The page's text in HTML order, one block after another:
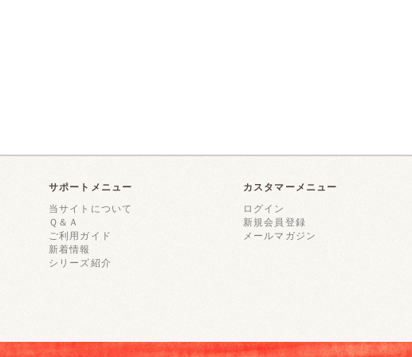
サポートメニュー
当サイトについて
Ｑ＆Ａ
ご利用ガイド
新着情報
シリーズ紹介
カスタマーメニュー
ログイン
新規会員登録
メールマガジン